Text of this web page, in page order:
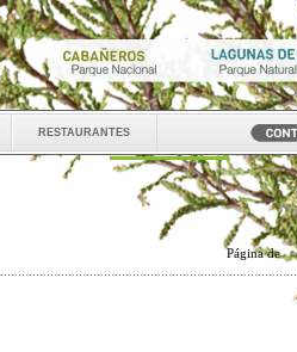
restaurantes
Páginade